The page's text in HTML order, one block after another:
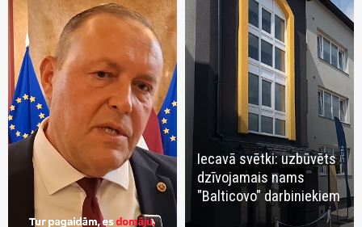
Iecavā svētki: uzbūvēts
dzīvojamais nams
"Balticovo" darbiniekiem